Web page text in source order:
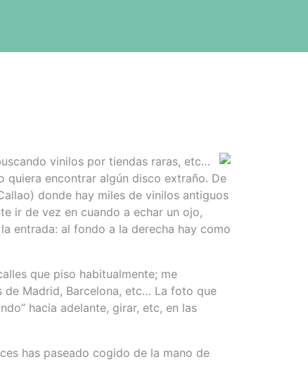
vinilos por tiendas raras, etc…
quiera encontrar algún disco extraño. De
donde hay miles de vinilos antiguos
ir de vez en cuando a echar un ojo,
entrada: al fondo a la derecha hay como
que piso habitualmente; me
de Madrid, Barcelona, etc… La foto que
hacia adelante, girar, etc, en las
has paseado cogido de la mano de